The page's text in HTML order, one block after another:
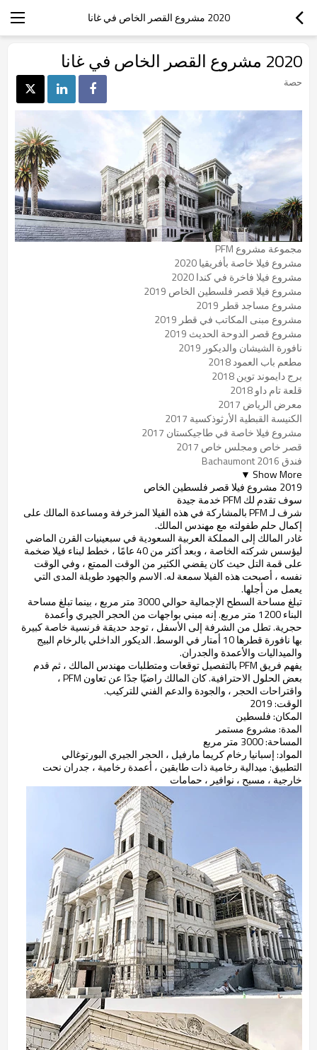
2020 مشروع القصر الخاص في غانا
2020 مشروع القصر الخاص في غانا
حصة
مجموعة مشروع PFM
مشروع فيلا خاصة بأفريقيا 2020
مشروع فيلا فاخرة في كندا 2020
مشروع فيلا قصر فلسطين الخاص 2019
مشروع مساجد قطر 2019
مشروع مبنى المكاتب في قطر 2019
مشروع قصر الدوحة الحديث 2019
نافورة الشيشان والديكور 2019
مطعم باب العمود 2018
برج دايموند توين 2018
قلعة تام داو 2018
معرض الرياض 2017
الكنيسة القبطية الأرثوذكسية 2017
مشروع فيلا خاصة في طاجيكستان 2017
قصر خاص ومجلس خاص 2017
فندق Bachaumont 2016
Show More ▼
2019 مشروع فيلا قصر فلسطين الخاص
سوف تقدم لك PFM خدمة جيدة
شرف لـ PFM بالمشاركة في هذه الفيلا المزخرفة ومساعدة المالك على
إكمال حلم طفولته مع مهندس المالك.
غادر المالك إلى المملكة العربية السعودية في سبعينيات القرن الماضي
ليؤسس شركته الخاصة ، وبعد أكثر من 40 عامًا ، خطط لبناء فيلا ضخمة
على قمة التل حيث كان يقضي الكثير من الوقت الممتع ، وفي الوقت
نفسه ، أصبحت هذه الفيلا سمعة له. الاسم والجهود طويلة المدى التي
يعمل من أجلها.
تبلغ مساحة السطح الإجمالية حوالي 3000 متر مربع ، بينما تبلغ مساحة
البناء 1200 متر مربع. إنه مبني بواجهات من الحجر الجيري وأعمدة
حجرية. تطل من الشرفة إلى الأسفل ، توجد حديقة فرنسية خاصة كبيرة
بها نافورة قطرها 10 أمتار في الوسط. الديكور الداخلي بالرخام البيج
والميداليات والأعمدة والجدران.
يفهم فريق PFM بالتفصيل توقعات ومتطلبات مهندس المالك ، ثم قدم
بعض الحلول الاحترافية. كان المالك راضيًا جدًا عن تعاون PFM ،
واقتراحات الحجر ، والجودة والدعم الفني للتركيب.
الوقت: 2019
المكان: فلسطين
المدة: مشروع مستمر
المساحة: 3000 متر مربع
المواد: إسبانيا رخام كريما مارفيل ، الحجر الجيري البورتوغالي
التطبيق: ميدالية رخامية ذات طابقين ، أعمدة رخامية ، جدران نحت
خارجية ، مسبح ، نوافير ، حمامات